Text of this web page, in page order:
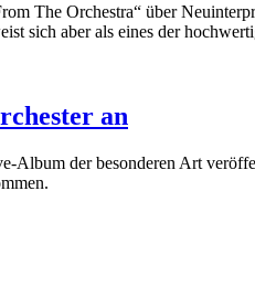
The Orchestra“ über
sich aber als eines der
an
der besonderen Art